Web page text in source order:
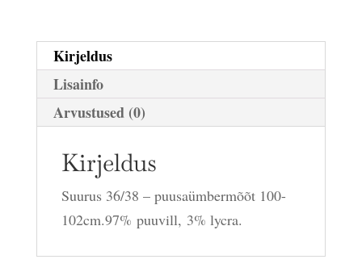
Kirjeldus
Lisainfo
Arvustused (0)
Kirjeldus
Suurus 36/38 – puusaümbermõõt 100-
102cm.97% puuvill, 3% lycra.